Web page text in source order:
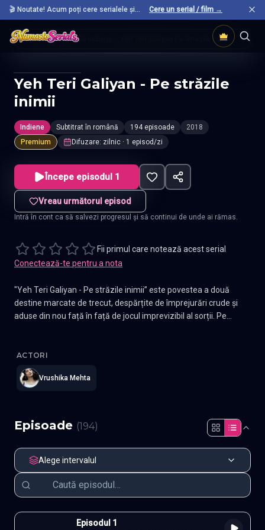
🎬 Noutate! Acum poți cere serialele și
filmele preferate care nu sunt încă pe site.
Cere un serial / film →
Acasă Seriale Indiene Yeh Teri Galiyan Pe Strazile Inimii
Yeh Teri Galiyan - Pe străzile
inimii
Indiene Subtitrat în română 194 episoade
2018
Premium
Difuzare: zilnic · 1 episod/zi
Începe episodul 1
Vreau următorul episod
Intră în cont ca să salvezi progresul și să continui de unde ai rămas.
Fii primul care notează acest serial
Conectează-te pentru a nota
"Yeh Teri Galiyan - Pe străzile inimii” este povestea a două
destine marcate de trecut, despărțite de împrejurări crude și
aduse din nou față în față de jocul imprevizibil al sorții. Pe
speranță și dorința de a găsi adevărul, inimile lor pornesc într-o
călătorie emoționantă, unde fiecare pas poate apropia sau
distruge pentru totdeauna iubirea.
ACTORI
Vrushika Mehta
Episoade (194)
Alege intervalul
Episodul 1